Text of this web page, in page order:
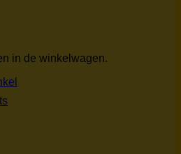
in de winkelwagen.